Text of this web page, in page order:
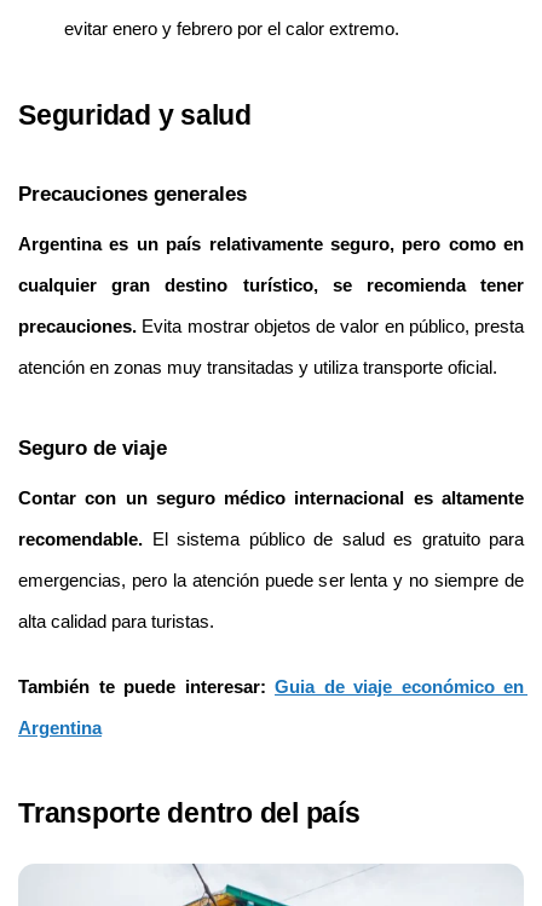
evitar enero y febrero por el calor extremo.
Seguridad y salud
Precauciones generales
Argentina es un país relativamente seguro, pero como en
cualquier gran destino turístico, se recomienda tener
precauciones. Evita mostrar objetos de valor en público, presta
atención en zonas muy transitadas y utiliza transporte oficial.
Seguro de viaje
Contar con un seguro médico internacional es altamente
recomendable. El sistema público de salud es gratuito para
emergencias, pero la atención puede ser lenta y no siempre de
alta calidad para turistas.
También te puede interesar: Guia de viaje económico en
Argentina
Transporte dentro del país